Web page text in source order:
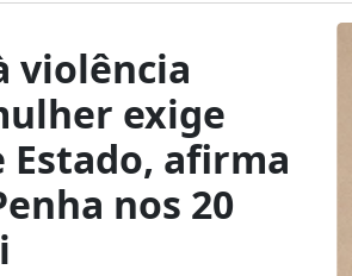
violência
exige
afirma
nos 20